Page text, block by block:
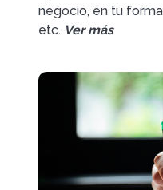
negocio, en tu
etc. Ver más